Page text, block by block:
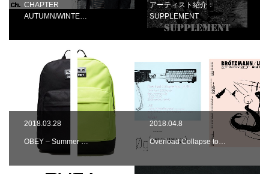
CHAPTER
AUTUMN/WINTE…
アーティスト紹介：
SUPPLEMENT
2018.03.28
OBEY – Summer …
2018.04.8
Overload Collapse to…